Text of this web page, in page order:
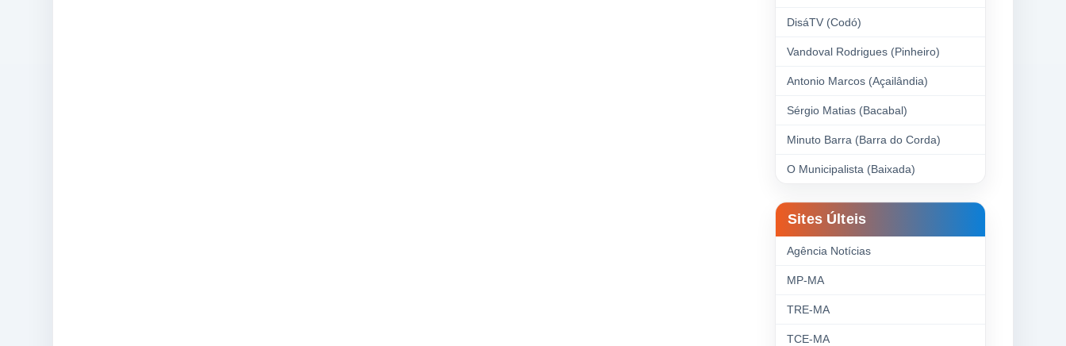
DisáTV (Codó)
Vandoval Rodrigues (Pinheiro)
Antonio Marcos (Açailândia)
Sérgio Matias (Bacabal)
Minuto Barra (Barra do Corda)
O Municipalista (Baixada)
Sites Últeis
Agência Notícias
MP-MA
TRE-MA
TCE-MA